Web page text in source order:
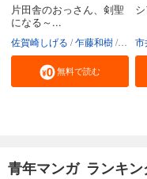
片田舎のおっさん、剣聖
になる～...
佐賀崎しげる 乍藤和樹 鍋島
無料で読む
市
青年マンガ ランキン